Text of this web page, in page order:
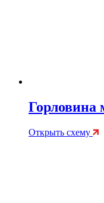
Горловина
Открыть схему